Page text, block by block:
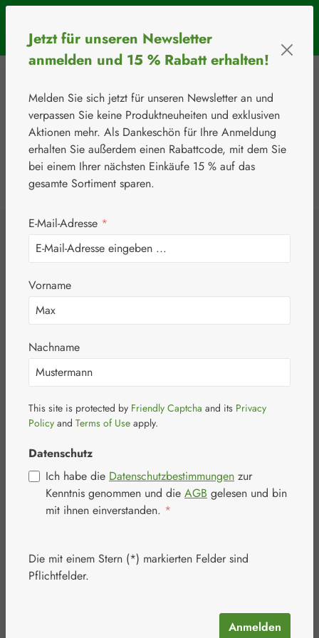
RabattcodeBIOS55 € Rabatt ab einem Warenkorbwert von 50 €.
Werkzeugleiste anzeigen
⚘ Bios Effect
Bios Effect
Gedächtnis
Complex
Bildergalerie überspringen
Jetzt für unseren Newsletter
anmelden und 15 % Rabatt erhalten!
Melden Sie sich jetzt für unseren Newsletter an und
verpassen Sie keine Produktneuheiten und exklusiven
Aktionen mehr. Als Dankeschön für Ihre Anmeldung
erhalten Sie außerdem einen Rabattcode, mit dem Sie
bei einem Ihrer nächsten Einkäufe 15 % auf das
gesamte Sortiment sparen.
E-Mail-Adresse *
Vorname
Nachname
This site is protected by Friendly Captcha and its Privacy
Policy and Terms of Use apply.
Datenschutz
Ich habe die Datenschutzbestimmungen zur
Kenntnis genommen und die AGB gelesen und bin
mit ihnen einverstanden. *
Die mit einem Stern (*) markierten Felder sind
Pflichtfelder.
Anmelden